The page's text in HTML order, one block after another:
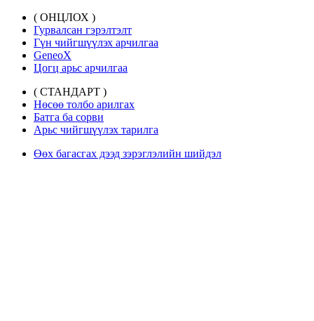
( ОНЦЛОХ )
Гурвалсан гэрэлтэлт
Гүн чийгшүүлэх арчилгаа
GeneoX
Цогц арьс арчилгаа
( СТАНДАРТ )
Нөсөө толбо арилгах
Батга ба сорви
Арьс чийгшүүлэх тарилга
Өөх багасгах дээд зэрэглэлийн шийдэл